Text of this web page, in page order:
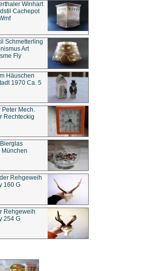
Winhart
Cachepot
Schmetterling
Art
Fly
Häuschen
1970 Ca. 5
Mech.
Rechteckig
Rehgeweih
160 G
Rehgeweih
254 G